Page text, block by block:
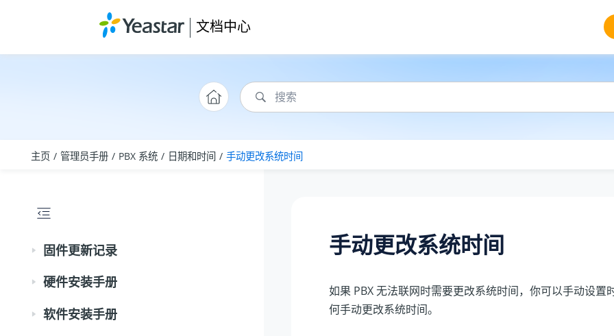
文档中心
主页 管理员手册 PBX 系统 日期和时间 手动更改系统时间
固件更新记录
硬件安装手册
软件安装手册
手动更改系统时间
如果 PBX 无法联网时需要更改系统时间，你可以手动设置
何手动更改系统时间。